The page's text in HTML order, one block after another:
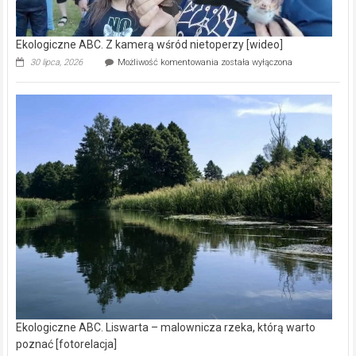
Ekologiczne ABC. Z kamerą wśród nietoperzy [wideo]
30 lipca, 2026 Możliwość komentowania Ekologiczne
kamerą
wśród
została wyłączona
Ekologiczne ABC. Liswarta – malownicza rzeka, którą warto
poznać [fotorelacja]